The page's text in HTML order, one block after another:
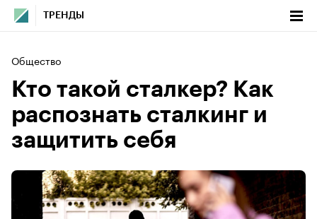
ТРЕНДЫ
Общество
Кто такой сталкер? Как
распознать сталкинг и
защитить себя